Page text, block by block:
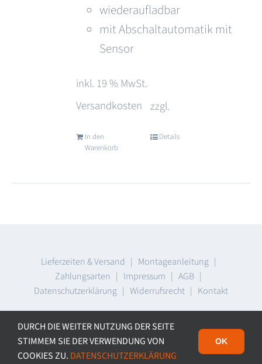
wiederaufladbar
mit Abschaltautomatik mit
Sensor
inkl. 19 % MwSt.
zzgl.
Versandkosten
In den
Warenkorb
Details
Lieferzeiten & Versand | Montageanleitung|
Zahlungsarten | Impressum | AGB |
Datenschutzerklärung | Widerrufsrecht | Kontakt
© Copyright2026 | D-E- sign GmbH, Münchner Str. 35, D-
86641 Rain | All Rights Reserved
DURCH DIE WEITER NUTZUNG DER SEITE
STIMMEM SIE DER VERWENDUNG VON
COOKIES ZU. DATENSCHUTZERKLÄRUNG
OK